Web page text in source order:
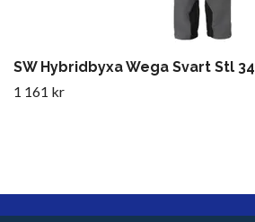
SW Hybridbyxa Wega Svart Stl 34
1 161 kr